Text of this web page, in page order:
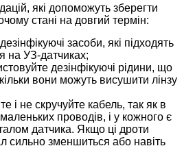
які допоможуть зберегти
стані на довгий термін:
засоби, які підходять
на УЗ-датчиках;
дезінфікуючі рідини, що
вони можуть висушити лінзу
і не скручуйте кабель, так як в
проводів, і у кожного є
датчика. Якщо ці дроти
сильно зменшиться або навіть